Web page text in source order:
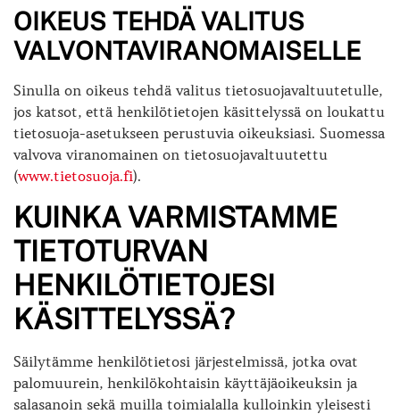
OIKEUS TEHDÄ VALITUS
VALVONTAVIRANOMAISELLE
Sinulla on oikeus tehdä valitus tietosuojavaltuutetulle,
jos katsot, että henkilötietojen käsittelyssä on loukattu
tietosuoja-asetukseen perustuvia oikeuksiasi. Suomessa
valvova viranomainen on tietosuojavaltuutettu
(www.tietosuoja.fi).
KUINKA VARMISTAMME
TIETOTURVAN
HENKILÖTIETOJESI
KÄSITTELYSSÄ?
Säilytämme henkilötietosi järjestelmissä, jotka ovat
palomuurein, henkilökohtaisin käyttäjäoikeuksin ja
salasanoin sekä muilla toimialalla kulloinkin yleisesti